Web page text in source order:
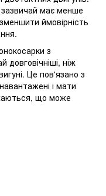
зазвичай має менше
ймовірність
з
довговічніші, ніж
Це пов'язано з
і мати
що може